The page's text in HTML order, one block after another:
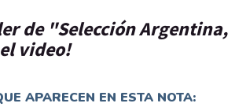
de "Selección Argentina,
video!
APARECEN EN ESTA NOTA: